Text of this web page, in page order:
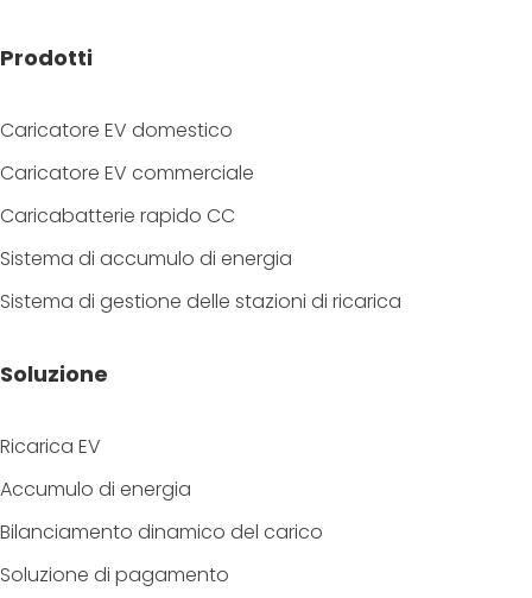
Prodotti
Caricatore EV domestico
Caricatore EV commerciale
Caricabatterie rapido CC
Sistema di accumulo di energia
Sistema di gestione delle stazioni di ricarica
Soluzione
Ricarica EV
Accumulo di energia
Bilanciamento dinamico del carico
Soluzione di pagamento